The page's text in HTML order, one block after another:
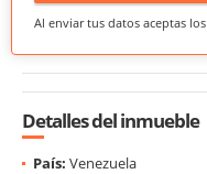
Al enviar tus datos aceptas los
Detalles del inmueble
País: Venezuela